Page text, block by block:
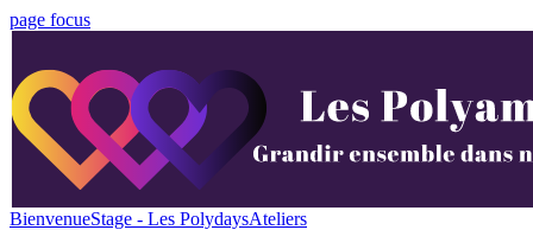
page focus
BienvenueStage - Les PolydaysAteliers